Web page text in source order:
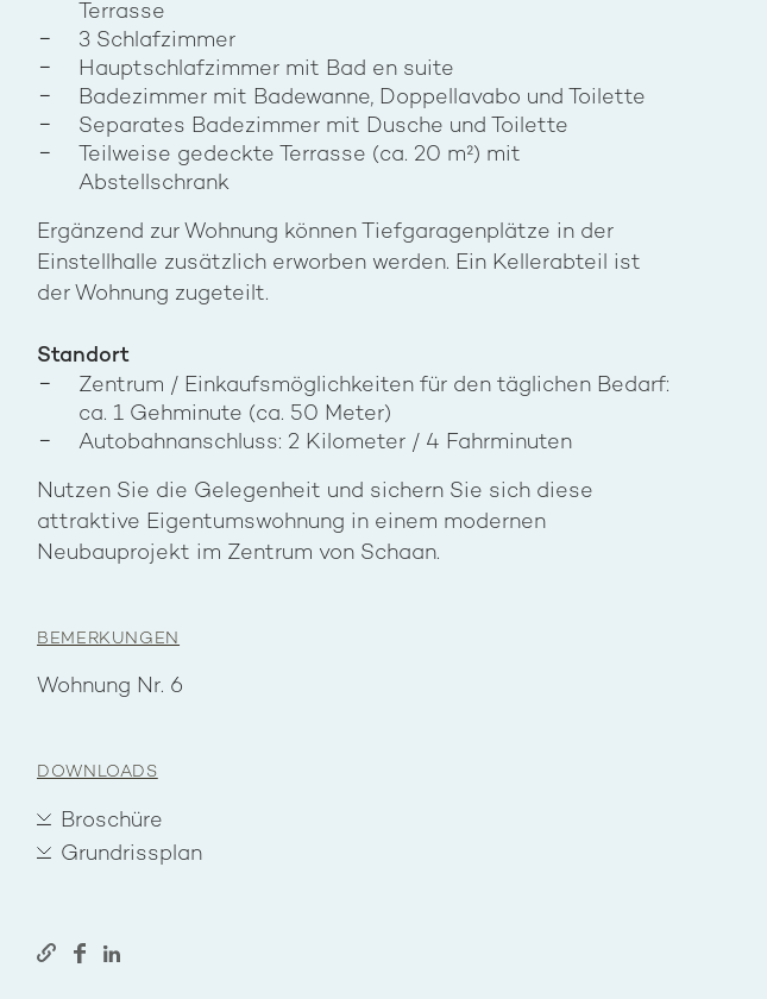
Terrasse
3 Schlafzimmer
Hauptschlafzimmer mit Bad en suite
Badezimmer mit Badewanne, Doppellavabo und Toilette
Separates Badezimmer mit Dusche und Toilette
Teilweise gedeckte Terrasse (ca. 20 m²) mit
Abstellschrank
Ergänzend zur Wohnung können Tiefgaragenplätze in der
Einstellhalle zusätzlich erworben werden. Ein Kellerabteil ist
der Wohnung zugeteilt.
Standort
Zentrum / Einkaufsmöglichkeiten für den täglichen Bedarf:
ca. 1 Gehminute (ca. 50 Meter)
Autobahnanschluss: 2 Kilometer / 4 Fahrminuten
Nutzen Sie die Gelegenheit und sichern Sie sich diese
attraktive Eigentumswohnung in einem modernen
Neubauprojekt im Zentrum von Schaan.
BEMERKUNGEN
Wohnung Nr. 6
DOWNLOADS
Broschüre
Grundrissplan